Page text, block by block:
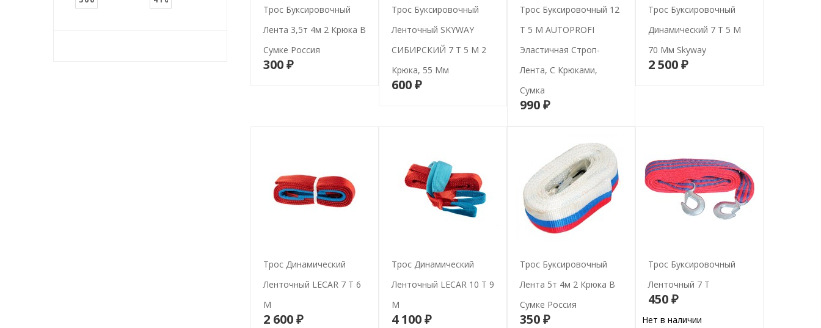
Трос Буксировочный
Лента 3,5т 4м 2 Крюка В
Сумке Россия
300 ₽В корзину
Трос Буксировочный
Ленточный SKYWAY
СИБИРСКИЙ 7 Т 5 М 2
Крюка, 55 Мм
600 ₽В корзину
Трос Буксировочный 12
Т 5 М AUTOPROFI
Эластичная Строп-
Лента, С Крюками,
Сумка
990 ₽В корзину
Трос Буксировочный
Динамический 7 Т 5 М
70 Мм Skyway
2 500 ₽В корзину
Трос Динамический
Ленточный LECAR 7 Т 6
М
2 600 ₽В корзину
Трос Динамический
Ленточный LECAR 10 Т 9
М
4 100 ₽В корзину
Трос Буксировочный
Лента 5т 4м 2 Крюка В
Сумке Россия
350 ₽
Трос Буксировочный
Ленточный 7 Т
450 ₽
Нет в наличии